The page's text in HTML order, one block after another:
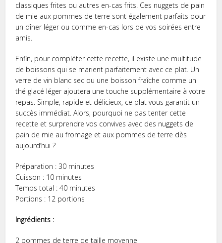
classiques frites ou autres en-cas frits. Ces nuggets de pain
de mie aux pommes de terre sont également parfaits pour
un dîner léger ou comme en-cas lors de vos soirées entre
amis.
Enfin, pour compléter cette recette, il existe une multitude
de boissons qui se marient parfaitement avec ce plat. Un
verre de vin blanc sec ou une boisson fraîche comme un
thé glacé léger ajoutera une touche supplémentaire à votre
repas. Simple, rapide et délicieux, ce plat vous garantit un
succès immédiat. Alors, pourquoi ne pas tenter cette
recette et surprendre vos convives avec des nuggets de
pain de mie au fromage et aux pommes de terre dès
aujourd’hui ?
Préparation : 30 minutes
Cuisson : 10 minutes
Temps total : 40 minutes
Portions : 12 portions
Ingrédients :
2 pommes de terre de taille moyenne